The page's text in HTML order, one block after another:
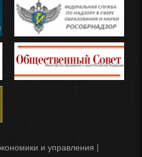
и управления |